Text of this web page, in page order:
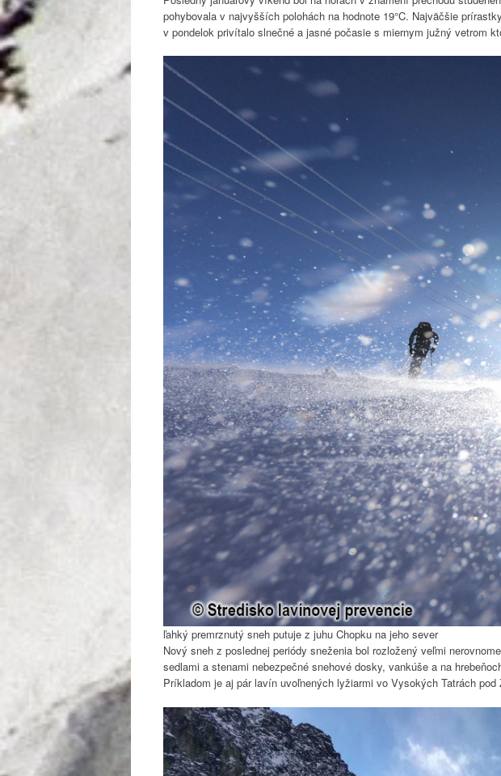
pohybovala v najvyšších polohách na hodnote 19°C. Najväčšie
v pondelok privítalo slnečné a jasné počasie s miernym južný vetrom
ľahký premrznutý sneh putuje z juhu Chopku na jeho sever
Nový sneh z poslednej periódy sneženia bol rozložený veľmi
sedlami a stenami nebezpečné snehové dosky, vankúše a na
Príkladom je aj pár lavín uvoľnených lyžiarmi vo Vysokých Tatrách